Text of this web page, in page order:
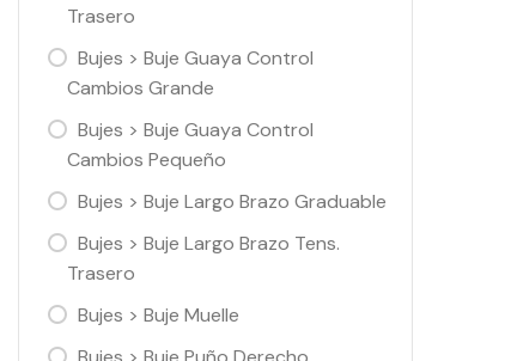
Trasero
Bujes > Buje Guaya Control
Cambios Grande
Bujes > Buje Guaya Control
Cambios Pequeño
Bujes > Buje Largo Brazo Graduable
Bujes > Buje Largo Brazo Tens.
Trasero
Bujes > Buje Muelle